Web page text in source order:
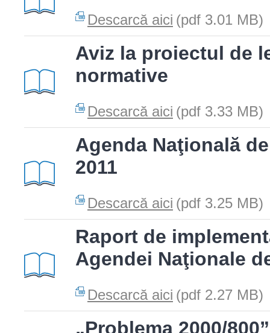
Descarcă aici (pdf 3.01 MB)
Aviz la proiectul de
normative
Descarcă aici (pdf 3.33 MB)
Agenda Naţională
2011
Descarcă aici (pdf 3.25 MB)
Raport de
Agendei Naţionale
Descarcă aici (pdf 2.27 MB)
„Problema 2000/